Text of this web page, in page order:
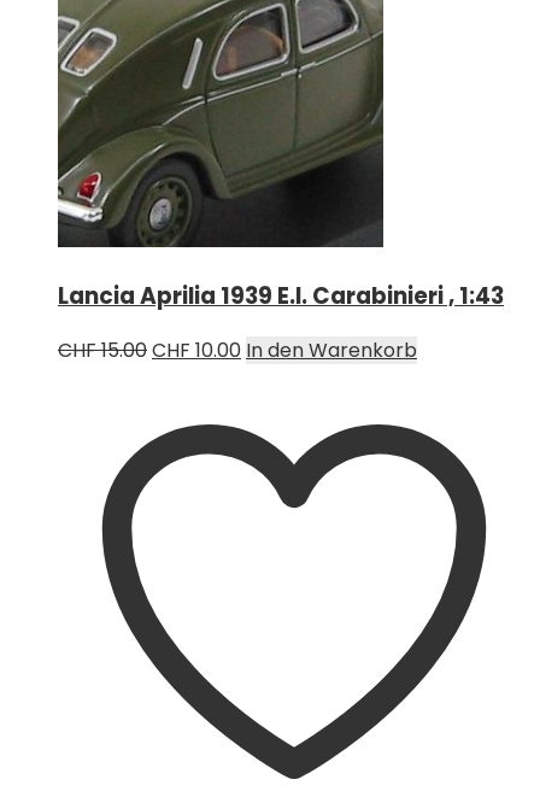
Lancia Aprilia 1939 E.I. Carabinieri , 1:43
CHF15.00Ursprünglicher
CHF 15.00
CHF 10.00Aktueller
CHF 10.00.
In den Warenkorb